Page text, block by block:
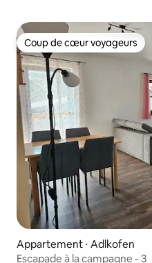
Coup de cœur voyageurs
Coup de cœur voyageurs
Appartement ⋅ Adlkofen
Escapade à la campagne - 3